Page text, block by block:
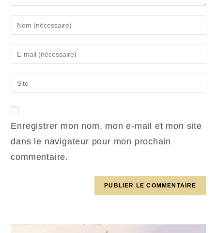
Enregistrer mon nom, mon e-mail et mon site
dans le navigateur pour mon prochain
commentaire.